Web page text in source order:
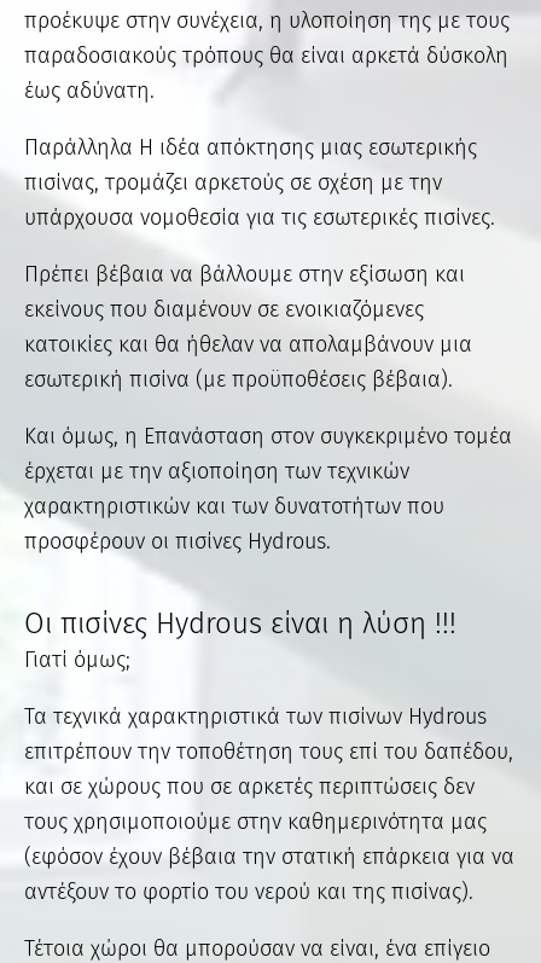
προέκυψε στην συνέχεια, η υλοποίηση της με τους
παραδοσιακούς τρόπους θα είναι αρκετά δύσκολη
έως αδύνατη.
Παράλληλα Η ιδέα απόκτησης μιας εσωτερικής
πισίνας, τρομάζει αρκετούς σε σχέση με την
υπάρχουσα νομοθεσία για τις εσωτερικές πισίνες.
Πρέπει βέβαια να βάλλουμε στην εξίσωση και
εκείνους που διαμένουν σε ενοικιαζόμενες
κατοικίες και θα ήθελαν να απολαμβάνουν μια
εσωτερική πισίνα (με προϋποθέσεις βέβαια).
Και όμως, η Επανάσταση στον συγκεκριμένο τομέα
έρχεται με την αξιοποίηση των τεχνικών
χαρακτηριστικών και των δυνατοτήτων που
προσφέρουν οι πισίνες Hydrous.
Oι πισίνες Hydrous είναι η λύση !!!
Γιατί όμως;
Τα τεχνικά χαρακτηριστικά των πισίνων Hydrous
επιτρέπουν την τοποθέτηση τους επί του δαπέδου,
και σε χώρους που σε αρκετές περιπτώσεις δεν
τους χρησιμοποιούμε στην καθημερινότητα μας
(εφόσον έχουν βέβαια την στατική επάρκεια για να
αντέξουν το φορτίο του νερού και της πισίνας).
Τέτοια χώροι θα μπορούσαν να είναι, ένα επίγειο